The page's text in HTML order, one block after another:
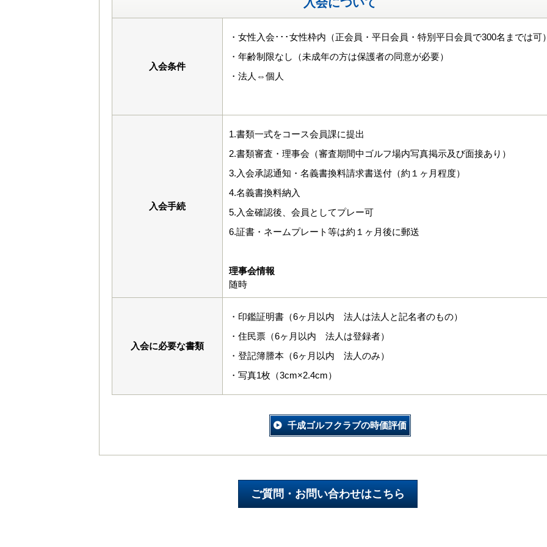
入会条件
・女性入会･･･女性枠内（正会員・平日会員・特別平日会員で300名までは可
・年齢制限なし（未成年の方は保護者の同意が必要）
・法人⇔個人
入会手続
1.書類一式をコース会員課に提出
2.書類審査・理事会（審査期間中ゴルフ場内写真掲示及び面接あり）
3.入会承認通知・名義書換料請求書送付（約１ヶ月程度）
4.名義書換料納入
5.入金確認後、会員としてプレー可
6.証書・ネームプレート等は約１ヶ月後に郵送
理事会情報
随時
入会に必要な書類
・印鑑証明書（6ヶ月以内 法人は法人と記名者のもの）
・住民票（6ヶ月以内 法人は登録者）
・登記簿謄本（6ヶ月以内 法人のみ）
・写真1枚（3cm×2.4cm）
千成ゴルフクラブの時価評価